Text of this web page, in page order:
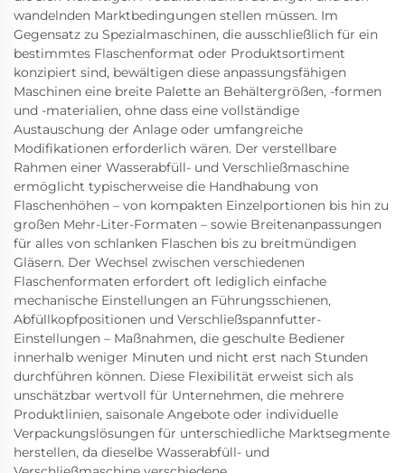
wandelnden Marktbedingungen stellen müssen. Im
Gegensatz zu Spezialmaschinen, die ausschließlich für ein
bestimmtes Flaschenformat oder Produktsortiment
konzipiert sind, bewältigen diese anpassungsfähigen
Maschinen eine breite Palette an Behältergrößen, -formen
und -materialien, ohne dass eine vollständige
Austauschung der Anlage oder umfangreiche
Modifikationen erforderlich wären. Der verstellbare
Rahmen einer Wasserabfüll- und Verschließmaschine
ermöglicht typischerweise die Handhabung von
Flaschenhöhen – von kompakten Einzelportionen bis hin zu
großen Mehr-Liter-Formaten – sowie Breitenanpassungen
für alles von schlanken Flaschen bis zu breitmündigen
Gläsern. Der Wechsel zwischen verschiedenen
Flaschenformaten erfordert oft lediglich einfache
mechanische Einstellungen an Führungsschienen,
Abfüllkopfpositionen und Verschließspannfutter-
Einstellungen – Maßnahmen, die geschulte Bediener
innerhalb weniger Minuten und nicht erst nach Stunden
durchführen können. Diese Flexibilität erweist sich als
unschätzbar wertvoll für Unternehmen, die mehrere
Produktlinien, saisonale Angebote oder individuelle
Verpackungslösungen für unterschiedliche Marktsegmente
herstellen, da dieselbe Wasserabfüll- und